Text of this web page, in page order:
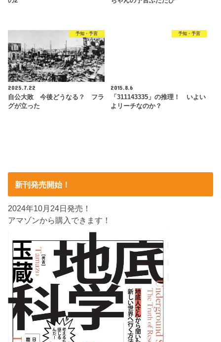
予知・予言
2025.7.22
自公大敗 今後どうなる？ フラ
グが立った
予知・予言
2015.8.6
「311143335」の推理！ いよい
よリーチなのか？
新刊発売開始！
2024年10月24日発売！
アマゾンから購入できます！